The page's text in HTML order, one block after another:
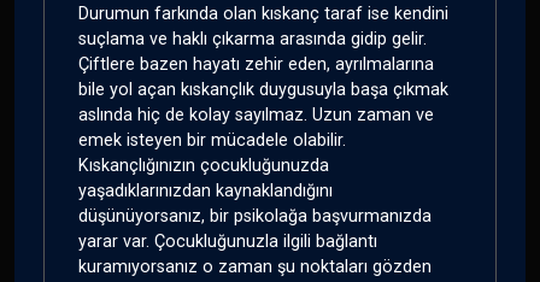
Durumun farkında olan kıskanç taraf ise kendini
suçlama ve haklı çıkarma arasında gidip gelir.
Çiftlere bazen hayatı zehir eden, ayrılmalarına
bile yol açan kıskançlık duygusuyla başa çıkmak
aslında hiç de kolay sayılmaz. Uzun zaman ve
emek isteyen bir mücadele olabilir.
Kıskançlığınızın çocukluğunuzda
yaşadıklarınızdan kaynaklandığını
düşünüyorsanız, bir psikolağa başvurmanızda
yarar var. Çocukluğunuzla ilgili bağlantı
kuramıyorsanız o zaman şu noktaları gözden